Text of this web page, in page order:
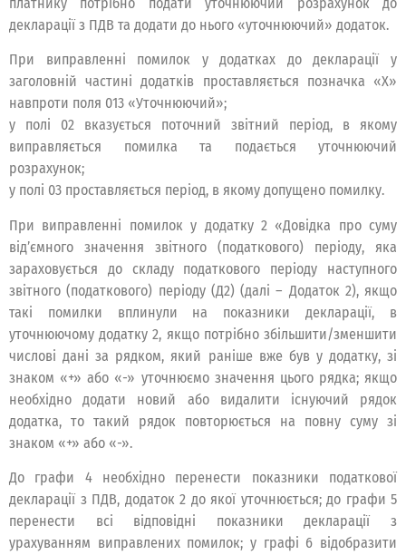
декларації з ПДВ та додати до нього «уточнюючий» додаток.
При виправленні помилок у додатках до декларації у
заголовній частині додатків проставляється позначка «Х»
навпроти поля 013 «Уточнюючий»;
у полі 02 вказується поточний звітний період, в якому
виправляється помилка та подається уточнюючий
розрахунок;
у полі 03 проставляється період, в якому допущено помилку.
При виправленні помилок у додатку 2 «Довідка про суму
від’ємного значення звітного (податкового) періоду, яка
зараховується до складу податкового періоду наступного
звітного (податкового) періоду (Д2) (далі – Додаток 2), якщо
такі помилки вплинули на показники декларації, в
уточнюючому додатку 2, якщо потрібно збільшити/зменшити
числові дані за рядком, який раніше вже був у додатку, зі
знаком «+» або «-» уточнюємо значення цього рядка; якщо
необхідно додати новий або видалити існуючий рядок
додатка, то такий рядок повторюється на повну суму зі
знаком «+» або «-».
До графи 4 необхідно перенести показники податкової
декларації з ПДВ, додаток 2 до якої уточнюється; до графи 5
перенести всі відповідні показники декларації з
урахуванням виправлених помилок; у графі 6 відобразити